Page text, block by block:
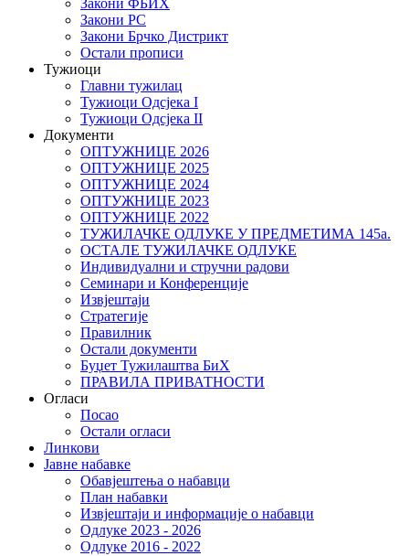
Закони ФБИХ
Закони РС
Закони Брчко Дистрикт
Остали прописи
Тужиоци
Главни тужилац
Тужиоци Oдсјекa I
Тужиоци Oдсјекa II
Документи
ОПТУЖНИЦЕ 2026
ОПТУЖНИЦЕ 2025
ОПТУЖНИЦЕ 2024
ОПТУЖНИЦЕ 2023
ОПТУЖНИЦЕ 2022
ТУЖИЛАЧКЕ ОДЛУКЕ У ПРЕДМЕТИМА 145а.
ОСТАЛЕ ТУЖИЛАЧКЕ ОДЛУКЕ
Индивидуални и стручни радови
Семинари и Конференције
Извјештаји
Стратегије
Правилник
Остали документи
Буџет Тужилаштва БиХ
ПРАВИЛА ПРИВАТНОСТИ
Огласи
Посао
Остали огласи
Линкови
Јавне набавке
Обавјештења о набавци
План набавки
Извјештаји и информације о набавци
Одлуке 2023 - 2026
Одлуке 2016 - 2022